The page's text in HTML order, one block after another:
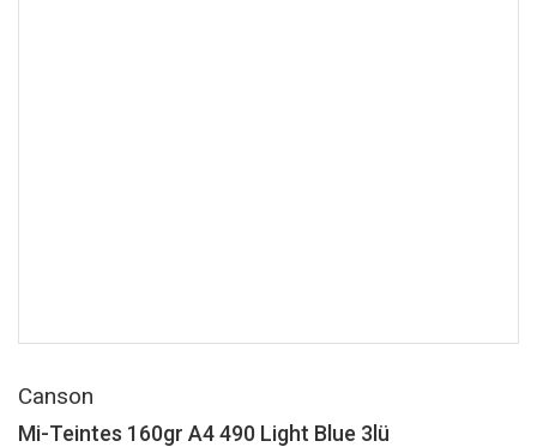
Canson
Mi-Teintes 160gr A4 490 Light Blue 3lü